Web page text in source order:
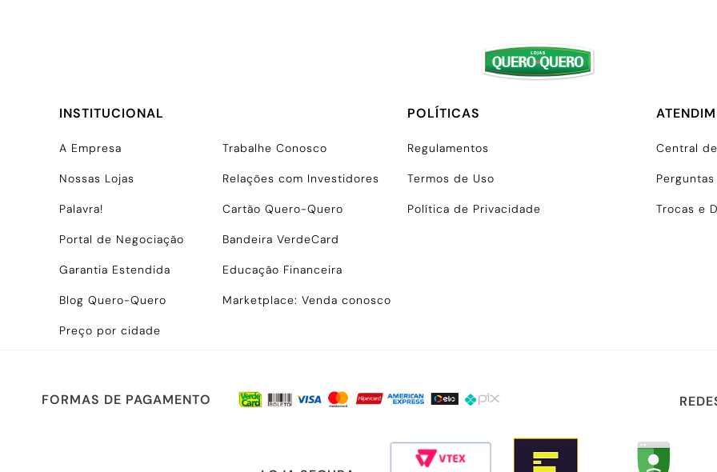
INSTITUCIONAL
A Empresa Trabalhe Conosco
Nossas Lojas Relações com Investidores
Palavra! Cartão Quero-Quero
Portal de Negociação Bandeira VerdeCard
Garantia Estendida Educação Financeira
Blog Quero-Quero Marketplace: Venda conosco
Preço por cidade
POLÍTICAS
Regulamentos
Termos de Uso
Política de Privacidade
Central
Trocas e
FORMAS DE PAGAMENTO